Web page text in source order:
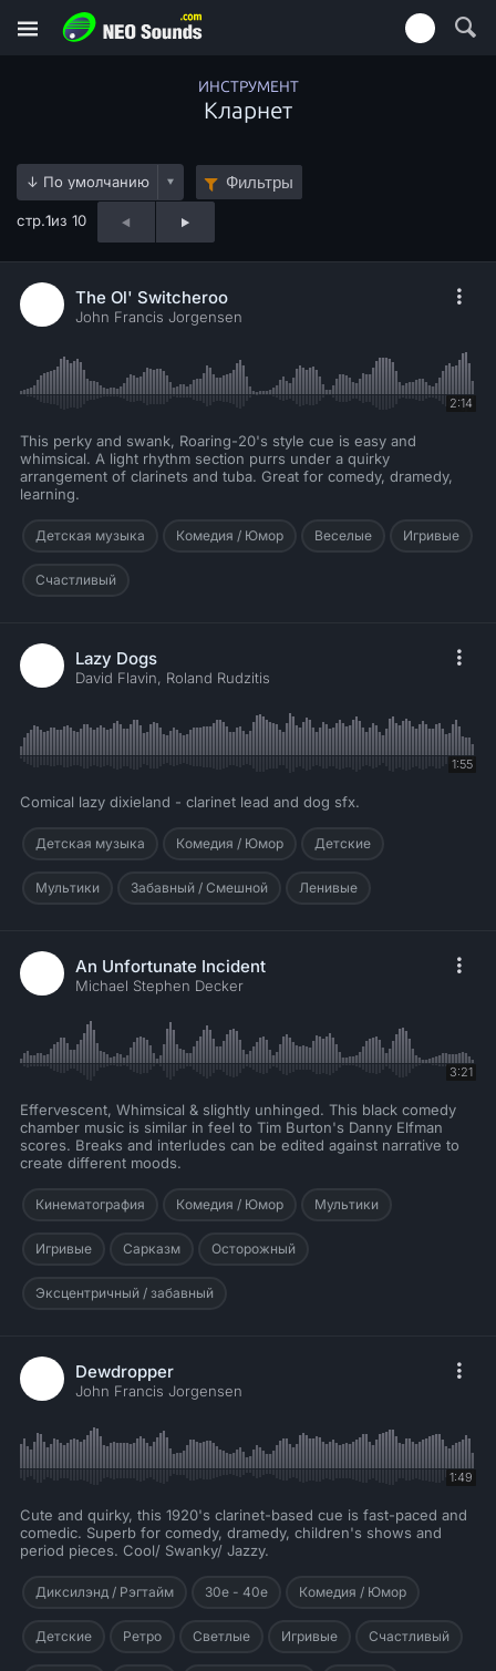
ИНСТРУМЕНТ
Кларнет
Фильтры
стр.1из 10
The Ol' Switcheroo
John Francis Jorgensen
2:14
This perky and swank, Roaring-20's style cue is easy and
whimsical. A light rhythm section purrs under a quirky
arrangement of clarinets and tuba. Great for comedy, dramedy,
learning.
Детская музыка Комедия / Юмор Веселые Игривые
Счастливый
Lazy Dogs
David Flavin, Roland Rudzitis
1:55
Comical lazy dixieland - clarinet lead and dog sfx.
Детская музыка Комедия / Юмор Детские
Мультики Забавный / Смешной Ленивые
An Unfortunate Incident
Michael Stephen Decker
3:21
Effervescent, Whimsical & slightly unhinged. This black comedy
chamber music is similar in feel to Tim Burton's Danny Elfman
scores. Breaks and interludes can be edited against narrative to
create different moods.
Кинематография Комедия / Юмор Мультики
Игривые Сарказм Осторожный
Эксцентричный / забавный
Dewdropper
John Francis Jorgensen
1:49
Cute and quirky, this 1920's clarinet-based cue is fast-paced and
comedic. Superb for comedy, dramedy, children's shows and
period pieces. Cool/ Swanky/ Jazzy.
Диксилэнд / Рэгтайм 30е - 40е Комедия / Юмор
Детские Ретро Светлые Игривые Счастливый